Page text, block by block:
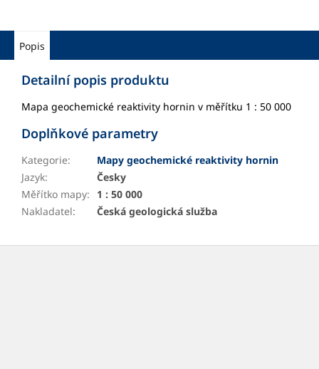
Popis
Detailní popis produktu
Mapa geochemické reaktivity hornin v měřítku 1 : 50 000
Doplňkové parametry
Kategorie:
Mapy geochemické reaktivity hornin
Jazyk:
Česky
Měřítko mapy:
1 : 50 000
Nakladatel: Česká geologická služba
Z